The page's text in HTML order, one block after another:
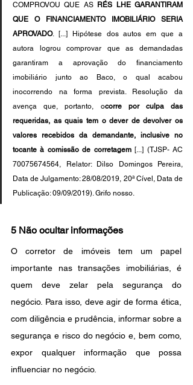
COMPROVOU QUE AS RÉS LHE GARANTIRAM
QUE O FINANCIAMENTO IMOBILIÁRIO SERIA
APROVADO. [...] Hipótese dos autos em que a
autora logrou comprovar que as demandadas
garantiram a aprovação do financiamento
imobiliário junto ao Baco, o qual acabou
inocorrendo na forma prevista. Resolução da
avença que, portanto, ocorre por culpa das
requeridas, as quais tem o dever de devolver os
valores recebidos da demandante, inclusive no
tocante à comissão de corretagem [...] (TJSP- AC
70075674564, Relator: Dilso Domingos Pereira,
Data de Julgamento: 28/08/2019, 20ª Cível, Data de
Publicação: 09/09/2019). Grifo nosso.
5 Não ocultar informações
O corretor de imóveis tem um papel
importante nas transações imobiliárias, é
quem deve zelar pela segurança do
negócio. Para isso, deve agir de forma ética,
com diligência e prudência, informar sobre a
segurança e risco do negócio e, bem como,
expor qualquer informação que possa
influenciar no negócio.